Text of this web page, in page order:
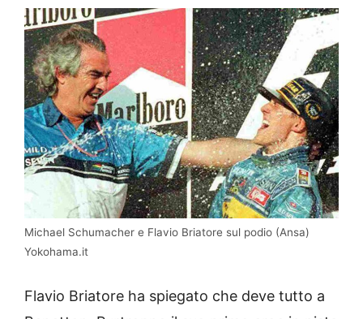
Michael Schumacher e Flavio Briatore sul podio (Ansa)
Yokohama.it
Flavio Briatore ha spiegato che deve tutto a